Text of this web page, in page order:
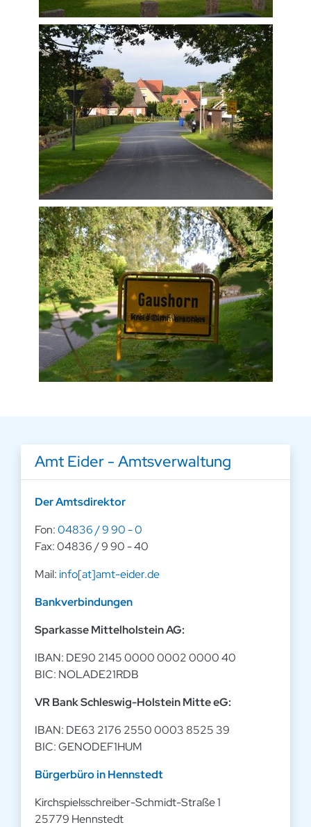
Amt Eider - Amtsverwaltung
Der Amtsdirektor
Fon:04836 / 9 90 - 0
Fax: 04836 / 9 90 - 40
Mail:info[at]amt-eider.de
Bankverbindungen
Sparkasse Mittelholstein AG:
IBAN: DE90 2145 0000 0002 0000 40
BIC: NOLADE21RDB
VR Bank Schleswig-Holstein Mitte eG:
IBAN: DE63 2176 2550 0003 8525 39
BIC: GENODEF1HUM
Bürgerbüro in Hennstedt
Kirchspielsschreiber-Schmidt-Straße 1
25779 Hennstedt